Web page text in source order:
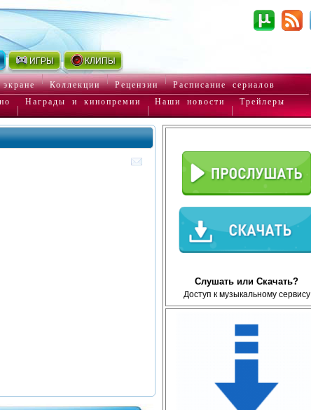
ИГРЫ КЛИПЫ
Коллекции Рецензии
Расписание сериалов
Награды и кинопремии Наши новости Трейлеры
Слушать или Скачать?
Доступ к музыкальному сервису